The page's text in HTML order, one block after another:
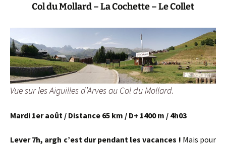
Col du Mollard – La Cochette – Le Collet
Vue sur les Aiguilles d’Arves au Col du Mollard.
Mardi 1er août / Distance 65 km / D+ 1400 m / 4h03
Lever 7h, argh c’est dur pendant les vacances ! Mais pour